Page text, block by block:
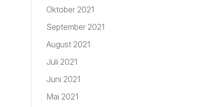
Oktober 2021
September 2021
August 2021
Juli 2021
Juni 2021
Mai 2021